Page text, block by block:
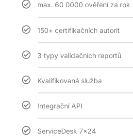
max. 60 0000 ověření za rok
150+ certifikačních autorit
3 typy validačních reportů
Kvalifikovaná služba
Integrační API
ServiceDesk 7x24